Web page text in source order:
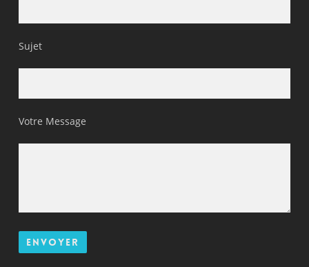
Sujet
Votre Message